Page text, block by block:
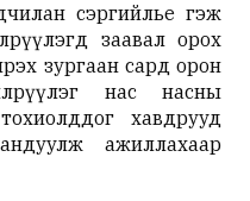
сэргийлье гэж
заавал орох
зургаан сард орон
нас насны
хавдрууд
ажиллахаар